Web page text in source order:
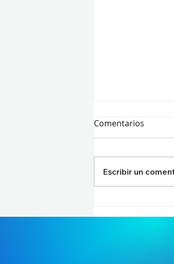
guion en VCT
Comentarios
Escribir un